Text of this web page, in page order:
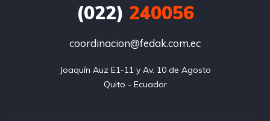
(022) 240056
coordinacion@fedak.com.ec
Joaquín Auz E1-11 y Av. 10 de Agosto
Quito - Ecuador